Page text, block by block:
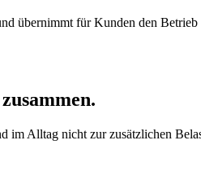
übernimmt für Kunden den
im Alltag nicht zur zusätzlichen